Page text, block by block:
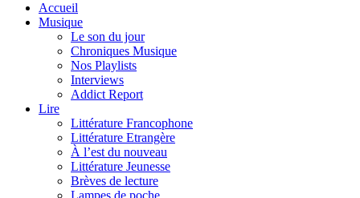
Accueil
Musique
Le son du jour
Chroniques Musique
Nos Playlists
Interviews
Addict Report
Lire
Littérature Francophone
Littérature Etrangère
À l’est du nouveau
Littérature Jeunesse
Brèves de lecture
Lampes de poche